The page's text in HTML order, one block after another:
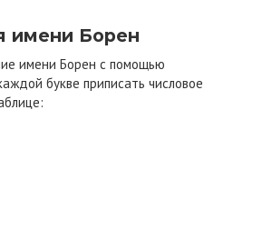
имени Борен
имени Борен с помощью
букве приписать числовое